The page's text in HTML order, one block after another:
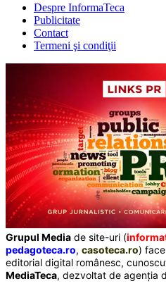
Despre InformaTeca
Publicitate
Contact
Termeni şi condiţii
Grupul Media de site-uri (
pedagoteca.ro, casoteca.ro)
editorial digital românesc,
MediaTeca, dezvoltat de agenția